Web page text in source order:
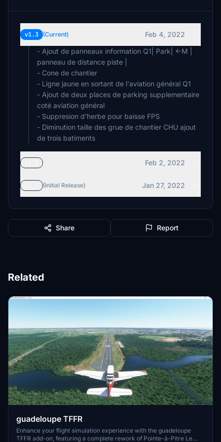
v1.3 (Current)
Feb 4, 2022
- Ajout de panneaux information Q1| Park| <-M |
panneau de distance piste |
- Cone de chantier
- Ligne jaune en sortant de l'aviation général Q1
- Ajout de deux places de parking supplementaire
coté aviation général
- Suppresion d'herbe pour baisse FPS
- Diminution taille des grue de chantier CHU ajout
de trois batiments
Feb 2, 2022
(Initial Release) Jan 27, 2022
Share Report
Related
guadeloupe TFFR
Enhance your flight simulation experience with the guadeloupe
TFFR add-on, featuring a complete rework of Pointe-à-Pitre Le